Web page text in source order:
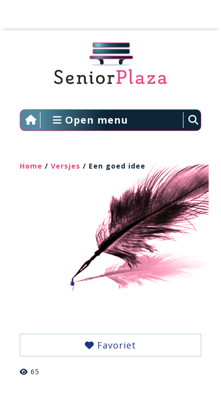
Open menu
Home / Versjes / Een goed idee
Favoriet
65